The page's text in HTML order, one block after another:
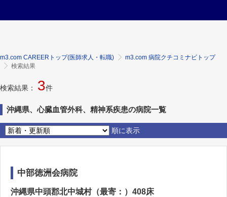
m3.com CAREERトップ(医師求人・転職)
m3.com 病院クチコミナビトップ
検索結果
検索結果： 3件
沖縄県、心臓血管外科、精神系疾患の病院一覧
順に表示
中部徳洲会病院
沖縄県中頭郡北中城村（最寄：）408床